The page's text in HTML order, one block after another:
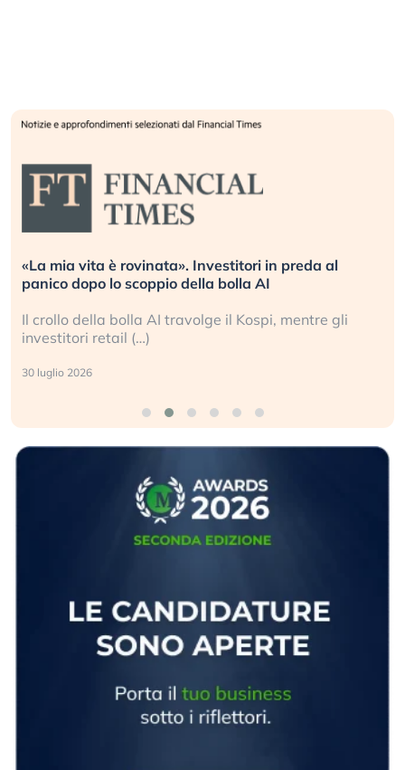
«La mia vita è rovinata». Investitori in preda al
panico dopo lo scoppio della bolla AI
Il crollo della bolla AI travolge il Kospi, mentre gli
investitori retail (…)
30 luglio 2026